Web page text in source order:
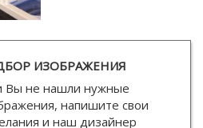
ИЗОБРАЖЕНИЯ
Вы не нашли нужные
напишите свои
и наш дизайнер